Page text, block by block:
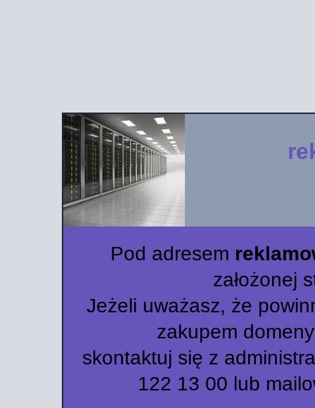
Pod adresem
założonej
Jeżeli uważasz, że
zakupem
skontaktuj się z
122 13 00 lub